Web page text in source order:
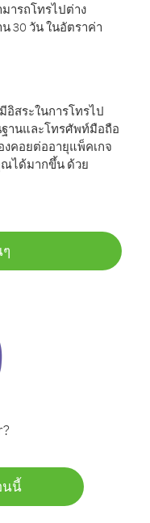
ารถโทรไปต่าง
30 วัน ในอัตราค่า
สระในการโทรไป
านและโทรศัพท์มือถือ
คอยต่ออายุแพ็คเกจ
ได้มากขึ้น ด้วย
นนี้